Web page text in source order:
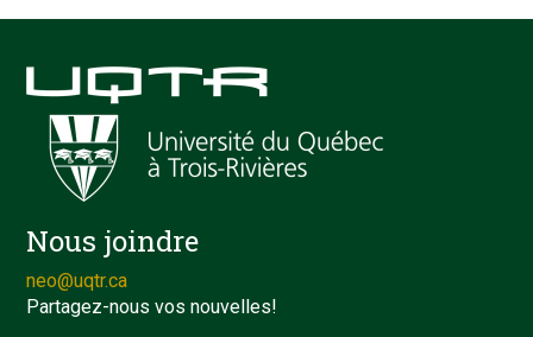
Nous joindre
neo@uqtr.ca
Partagez-nous vos nouvelles!